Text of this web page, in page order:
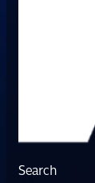
Search